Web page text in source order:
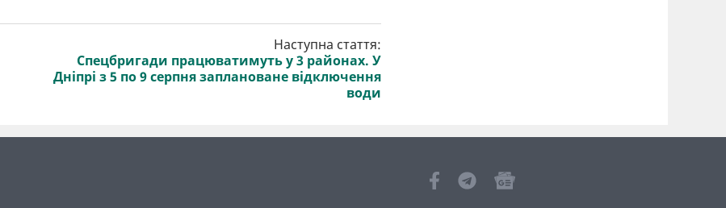
Наступна стаття:
Спецбригади працюватимуть у 3 районах. У
Дніпрі з 5 по 9 серпня заплановане відключення
води